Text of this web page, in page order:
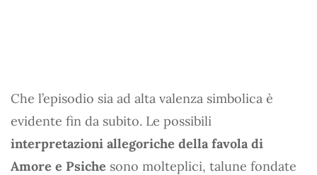
Che l’episodio sia ad alta valenza simbolica è
evidente fin da subito. Le possibili
interpretazioni allegoriche della favola di
Amore e Psiche sono molteplici, talune fondate